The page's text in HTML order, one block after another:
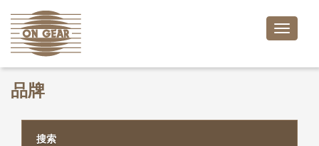
Toggle
品牌
搜索